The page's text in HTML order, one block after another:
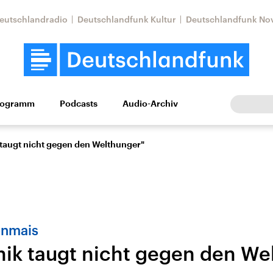
Deutschlandfunk Kultur Deutschlandfunk
Wissen Kultur Europa
Iran
Aktuelle Lage und
Faktenchecks
Podcasts Audio-Archiv
nicht gegen den Welthunger"
taugt nicht gegen den